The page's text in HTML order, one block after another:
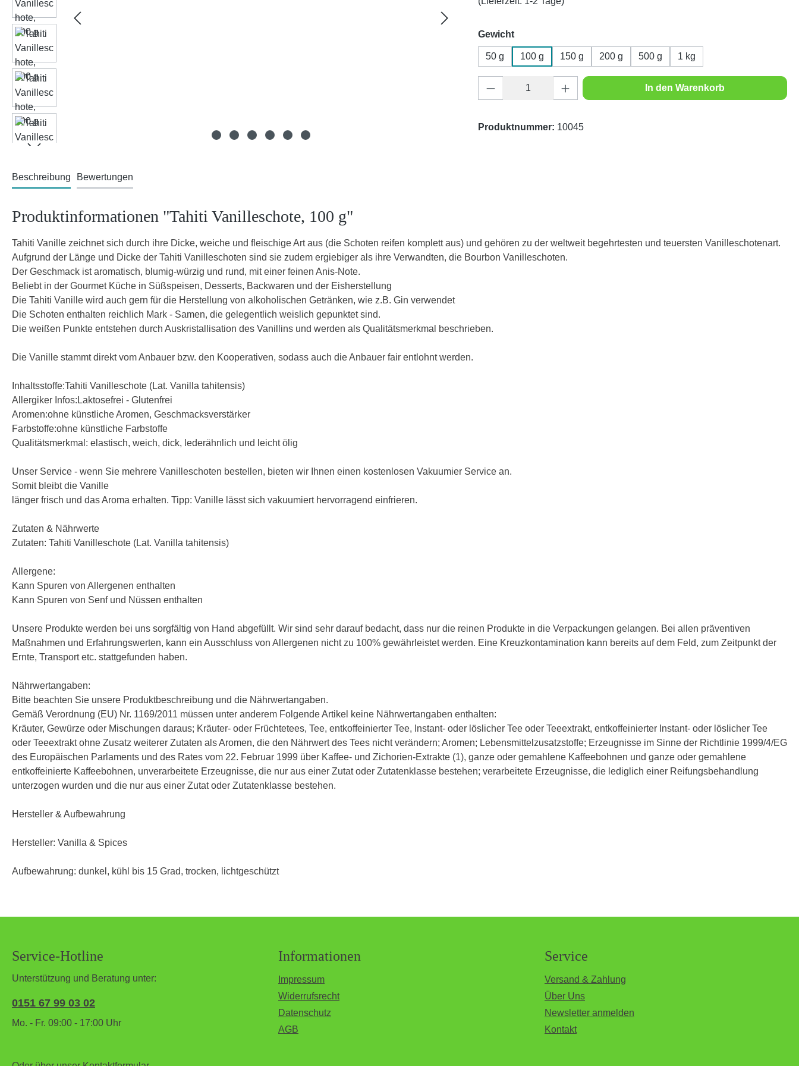
Gewichtauswählen
50 g 100 g 150 g 200 g 500 g 1 kg
Produkt Anzahl: Gib den gewünschten Wert ein
In den Warenkorb
Produktnummer: 10045
Beschreibung Bewertungen
Produktinformationen "Tahiti Vanilleschote, 100 g"
Tahiti Vanille zeichnet sich durch ihre Dicke, weiche und fleischige Art aus (die Schoten reifen komplett aus) und gehören zu der weltweit begehrtesten und teuersten Vanilleschotenart.
Aufgrund der Länge und Dicke der Tahiti Vanilleschoten sind sie zudem ergiebiger als ihre Verwandten, die Bourbon Vanilleschoten.
Der Geschmack ist aromatisch, blumig-würzig und rund, mit einer feinen Anis-Note.
Beliebt in der Gourmet Küche in Süßspeisen, Desserts, Backwaren und der Eisherstellung
Die Tahiti Vanille wird auch gern für die Herstellung von alkoholischen Getränken, wie z.B. Gin verwendet
Die Schoten enthalten reichlich Mark - Samen, die gelegentlich weislich gepunktet sind.
Die weißen Punkte entstehen durch Auskristallisation des Vanillins und werden als Qualitätsmerkmal beschrieben.
Die Vanille stammt direkt vom Anbauer bzw. den Kooperativen, sodass auch die Anbauer fair entlohnt werden.
Inhaltsstoffe:Tahiti Vanilleschote (Lat. Vanilla tahitensis)
Allergiker Infos:Laktosefrei - Glutenfrei
Aromen:ohne künstliche Aromen, Geschmacksverstärker
Farbstoffe:ohne künstliche Farbstoffe
Qualitätsmerkmal: elastisch, weich, dick, lederähnlich und leicht ölig
Unser Service - wenn Sie mehrere Vanilleschoten bestellen, bieten wir Ihnen einen kostenlosen Vakuumier Service an.
Somit bleibt die Vanille
länger frisch und das Aroma erhalten. Tipp: Vanille lässt sich vakuumiert hervorragend einfrieren.
Zutaten & Nährwerte
Zutaten: Tahiti Vanilleschote (Lat. Vanilla tahitensis)
Allergene:
Kann Spuren von Allergenen enthalten
Kann Spuren von Senf und Nüssen enthalten
Unsere Produkte werden bei uns sorgfältig von Hand abgefüllt. Wir sind sehr darauf bedacht, dass nur die reinen Produkte in die Verpackungen gelangen. Bei allen präventiven
Maßnahmen und Erfahrungswerten, kann ein Ausschluss von Allergenen nicht zu 100% gewährleistet werden. Eine Kreuzkontamination kann bereits auf dem Feld, zum Zeitpunkt der
Ernte, Transport etc. stattgefunden haben.
Nährwertangaben:
Bitte beachten Sie unsere Produktbeschreibung und die Nährwertangaben.
Gemäß Verordnung (EU) Nr. 1169/2011 müssen unter anderem Folgende Artikel keine Nährwertangaben enthalten:
Kräuter, Gewürze oder Mischungen daraus; Kräuter- oder Früchtetees, Tee, entkoffeinierter Tee, Instant- oder löslicher Tee oder Teeextrakt, entkoffeinierter Instant- oder löslicher Tee
oder Teeextrakt ohne Zusatz weiterer Zutaten als Aromen, die den Nährwert des Tees nicht verändern; Aromen; Lebensmittelzusatzstoffe; Erzeugnisse im Sinne der Richtlinie 1999/4/EG
des Europäischen Parlaments und des Rates vom 22. Februar 1999 über Kaffee- und Zichorien-Extrakte (1), ganze oder gemahlene Kaffeebohnen und ganze oder gemahlene
entkoffeinierte Kaffeebohnen, unverarbeitete Erzeugnisse, die nur aus einer Zutat oder Zutatenklasse bestehen; verarbeitete Erzeugnisse, die lediglich einer Reifungsbehandlung
unterzogen wurden und die nur aus einer Zutat oder Zutatenklasse bestehen.
Hersteller & Aufbewahrung
Hersteller: Vanilla & Spices
Aufbewahrung: dunkel, kühl bis 15 Grad, trocken, lichtgeschützt
Service-Hotline
Unterstützung und Beratung unter:
0151 67 99 03 02
Mo. - Fr. 09:00 - 17:00 Uhr
Informationen
Impressum
Widerrufsrecht
Datenschutz
AGB
Service
Versand & Zahlung
Über Uns
Newsletter anmelden
Kontakt